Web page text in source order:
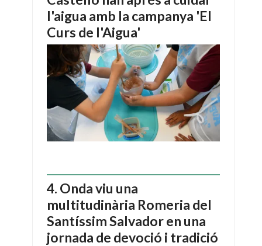
l'aigua amb la campanya 'El
Curs de l'Aigua'
Onda viu una
multitudinària Romeria del
Santíssim Salvador en una
jornada de devoció i tradició